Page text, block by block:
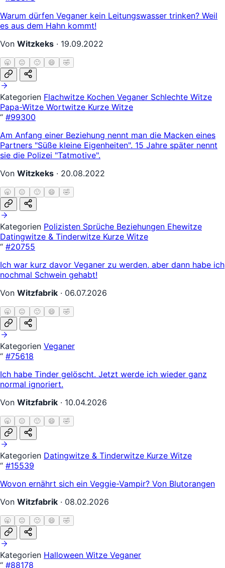
Warum dürfen Veganer kein Leitungswasser trinken? Weil
es aus dem Hahn kommt!
Von Witzkeks · 19.09.2022
🥱 😐 🙂 😄 🤣
Kategorien Flachwitze Kochen Veganer Schlechte Witze
Papa-Witze Wortwitze Kurze Witze
“ #99300
Am Anfang einer Beziehung nennt man die Macken eines
Partners "Süße kleine Eigenheiten". 15 Jahre später nennt
sie die Polizei "Tatmotive".
Von Witzkeks · 20.08.2022
🥱 😐 🙂 😄 🤣
Kategorien Polizisten Sprüche Beziehungen Ehewitze
Datingwitze & Tinderwitze Kurze Witze
“ #20755
Ich war kurz davor Veganer zu werden, aber dann habe ich
nochmal Schwein gehabt!
Von Witzfabrik · 06.07.2026
🥱 😐 🙂 😄 🤣
Kategorien Veganer
“ #75618
Ich habe Tinder gelöscht. Jetzt werde ich wieder ganz
normal ignoriert.
Von Witzfabrik · 10.04.2026
🥱 😐 🙂 😄 🤣
Kategorien Datingwitze & Tinderwitze Kurze Witze
“ #15539
Wovon ernährt sich ein Veggie-Vampir? Von Blutorangen
Von Witzfabrik · 08.02.2026
🥱 😐 🙂 😄 🤣
Kategorien Halloween Witze Veganer
“ #88178